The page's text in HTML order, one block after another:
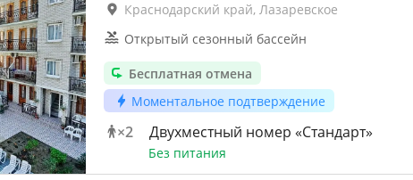
Краснодарский край, Лазаревское
Открытый сезонный бассейн
Бесплатная отмена
Моментальное подтверждение
×2 Двухместный номер «Стандарт»
Без питания